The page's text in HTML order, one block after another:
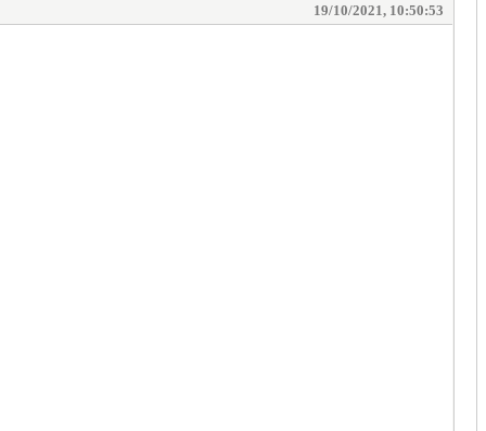
19/10/2021, 10:50:53